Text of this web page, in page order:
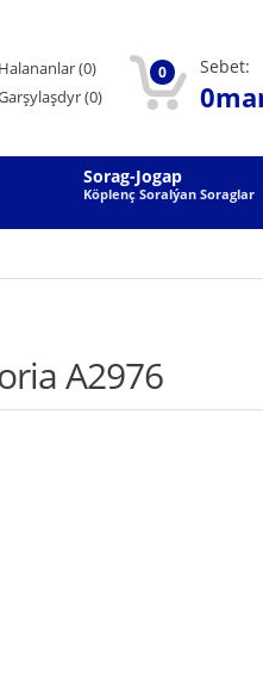
Halananlar (0)
(0)
0 Sebet:
Sorag-Jogap
Köplenç Soralýan Soraglar
A2976